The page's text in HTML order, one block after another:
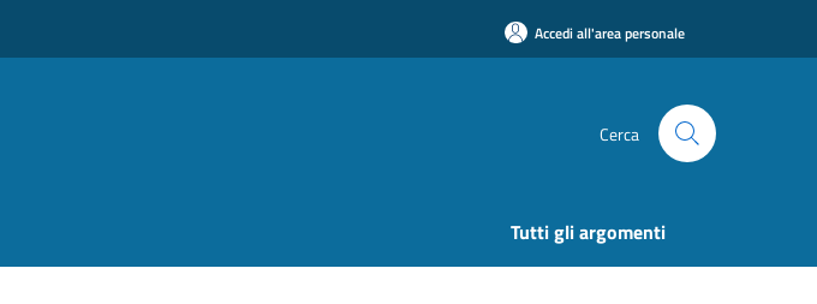
Accedi all'area personale
Cerca
Tutti gli argomenti